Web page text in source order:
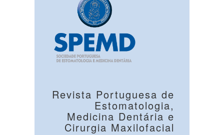
Revista Portuguesa de
Estomatologia,
Medicina Dentária e
Cirurgia Maxilofacial